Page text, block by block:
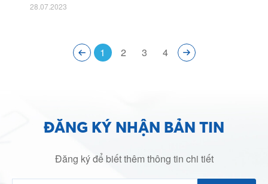
28.07.2023
1 2 3 4
ĐĂNG KÝ NHẬN BẢN TIN
Đăng ký để biết thêm thông tin chi tiết